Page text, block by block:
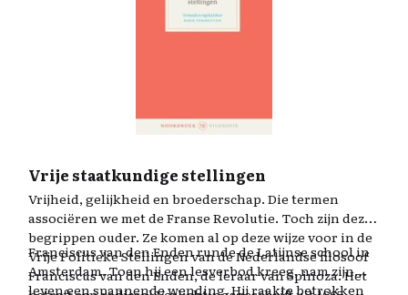
Vrije staatkundige stellingen
Vrijheid, gelijkheid en broederschap. Die termen
associëren we met de Franse Revolutie. Toch zijn deze
begrippen ouder. Ze komen al op deze wijze voor in de
Vrije Politieke Stellingen van de Nederlandse filosoof
Franciscus van den Enden, de leraar van Spinoza. Het
Franciscus van den Enden runde de Latijnse school in
Amsterdam. Toen hij een lesverbod kreeg, nam zijn
leven een spannende wending. Hij raakte betrokken